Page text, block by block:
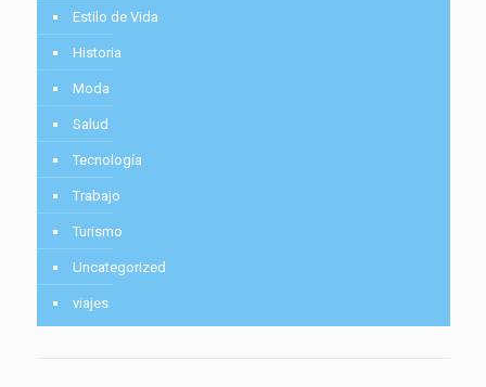
Estilo de Vida
Historia
Moda
Salud
Tecnología
Trabajo
Turismo
Uncategorized
viajes